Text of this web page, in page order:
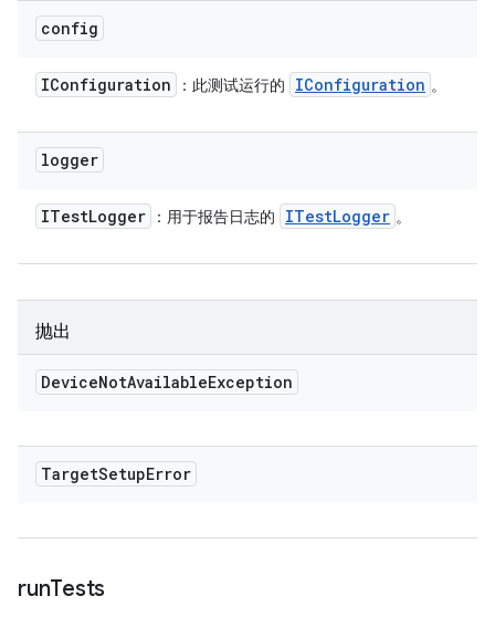
config
IConfiguration ：此测试运行的 IConfiguration 。
logger
ITestLogger ：用于报告日志的 ITestLogger 。
抛出
DeviceNotAvailableException
TargetSetupError
runTests